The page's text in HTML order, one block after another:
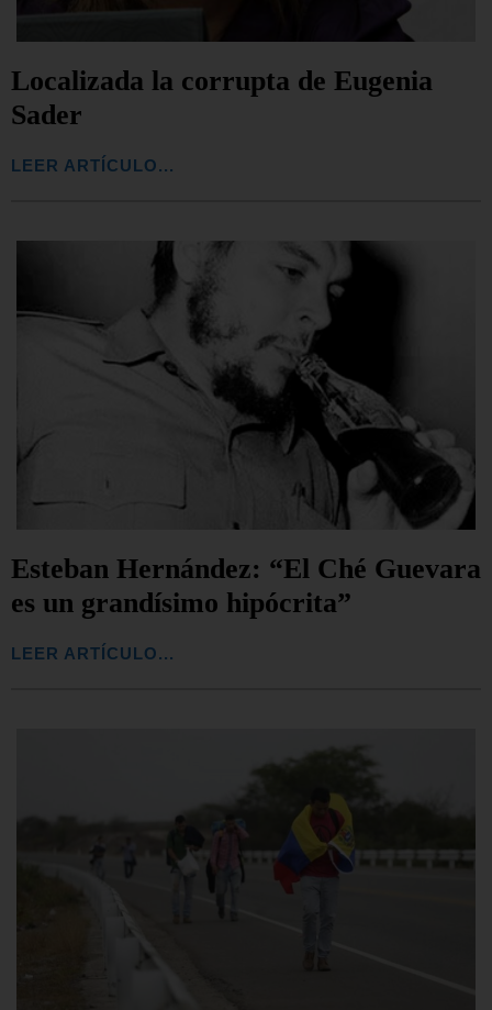
Localizada la corrupta de Eugenia
Sader
LEER ARTÍCULO...
Esteban Hernández: “El Ché Guevara
es un grandísimo hipócrita”
LEER ARTÍCULO...